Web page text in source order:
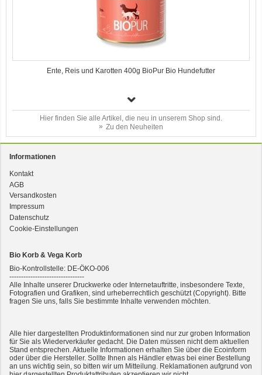
Ente, Reis und Karotten 400g BioPur Bio Hundefutter
3er-SET Bio Sticks Soft (weiche Hundeleckerli) Huhn 150g Dog's Love
Hier finden Sie alle Artikel, die neu in unserem Shop sind.
Zu den Neuheiten
Informationen
Kontakt
AGB
Versandkosten
Impressum
Datenschutz
Cookie-Einstellungen
Bio Korb & Vega Korb
Bio-Kontrollstelle: DE-ÖKO-006
--------------------------------
Alle Inhalte unserer Druckwerke oder Internetauftritte, insbesondere Texte,
Fotografien und Grafiken, sind urheberrechtlich geschützt (Copyright). Bitte
fragen Sie uns, falls Sie bestimmte Inhalte verwenden möchten.
Alle hier dargestellten Produktinformationen sind nur zur groben Information
für Sie als Wiederverkäufer gedacht. Die Daten müssen nicht dem aktuellen
Stand entsprechen. Aktuelle Informationen erhalten Sie über die Ecoinform
oder über die Hersteller. Sollte Ihnen als Händler etwas bei einer Bestellung
an uns wichtig sein, so bitten wir um Mitteilung. Reklamationen aufgrund von